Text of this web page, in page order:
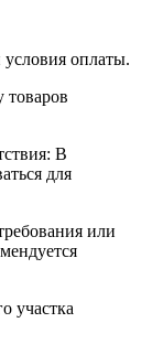
условия оплаты.
товаров
В
для
или
участка